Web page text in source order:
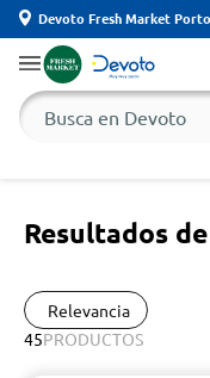
Devoto Fresh Market
Resultados
Relevancia
45PRODUCTOS